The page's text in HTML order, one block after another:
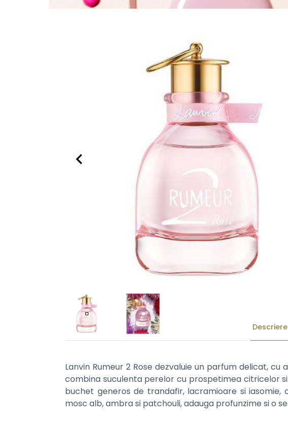
Descriere
Lanvin Rumeur 2 Rose dezvaluie un parfum delicat,
combina suculenta perelor cu prospetimea citricelor
buchet generos de trandafir, lacramioare si
mosc alb, ambra si patchouli, adauga profunzime si o